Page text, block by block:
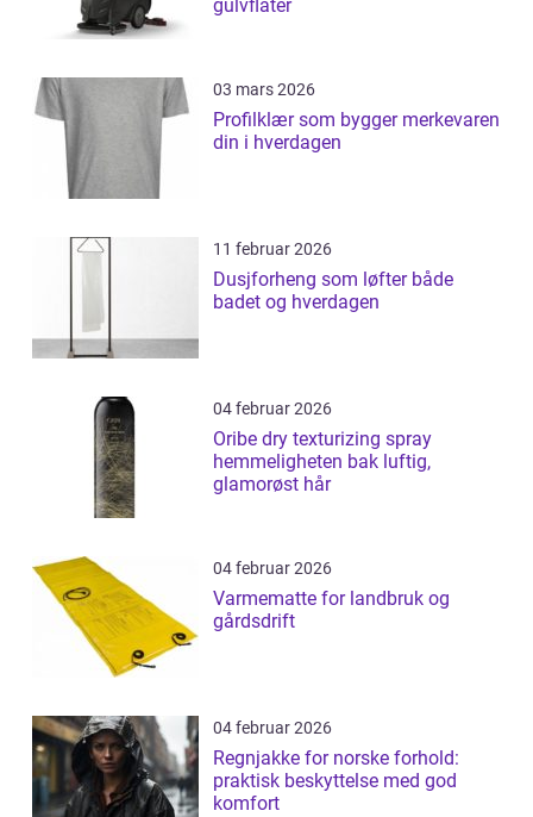
gulvflater
03 mars 2026
Profilklær som bygger merkevaren
din i hverdagen
11 februar 2026
Dusjforheng som løfter både
badet og hverdagen
04 februar 2026
Oribe dry texturizing spray
hemmeligheten bak luftig,
glamorøst hår
04 februar 2026
Varmematte for landbruk og
gårdsdrift
04 februar 2026
Regnjakke for norske forhold:
praktisk beskyttelse med god
komfort